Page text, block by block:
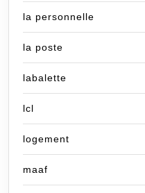
la personnelle
la poste
labalette
lcl
logement
maaf